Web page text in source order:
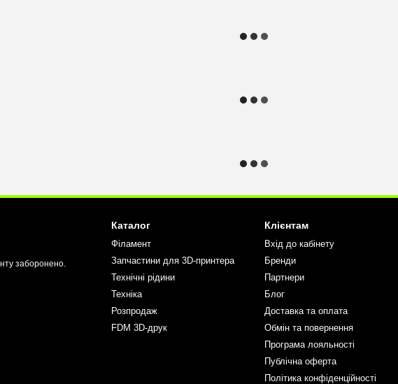
заборонено.
Каталог
Філамент
Запчастини для 3D-принтера
Технічні рідини
Техніка
Розпродаж
FDM 3D-друк
Клієнтам
Вхід до кабінету
Бренди
Партнери
Блог
Доставка та оплата
Обмін та повернення
Програма лояльності
Публічна оферта
Політика конфіденційності